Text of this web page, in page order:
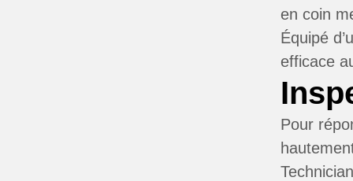
en coin
Équipé
efficace
Pour